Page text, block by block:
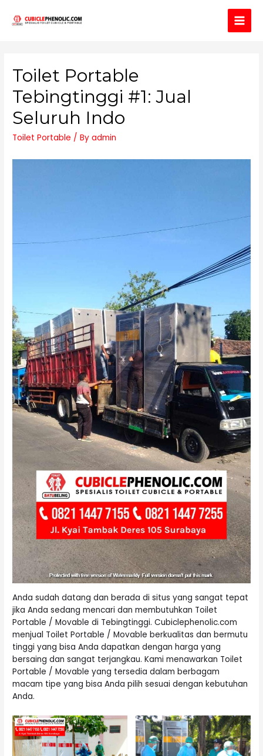
Main
Toilet Portable
Tebingtinggi #1: Jual
Seluruh Indo
Toilet Portable / Byadmin
Anda sudah datang dan berada di situs yang sangat tepat
jika Anda sedang mencari dan membutuhkan Toilet
Portable / Movable di Tebingtinggi. Cubiclephenolic.com
menjual Toilet Portable / Movable berkualitas dan bermutu
tinggi yang bisa Anda dapatkan dengan harga yang
bersaing dan sangat terjangkau. Kami menawarkan Toilet
Portable / Movable yang tersedia dalam berbagam
macam tipe yang bisa Anda pilih sesuai dengan kebutuhan
Anda.